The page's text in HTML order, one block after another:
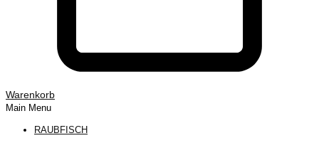
Warenkorb
Main Menu
RAUBFISCH